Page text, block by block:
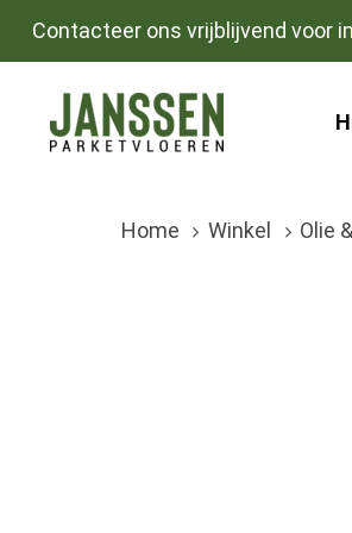
Skip
Skip
primary
navigation
Contacteer ons vrijblijvend voor
Home Winkel Olie